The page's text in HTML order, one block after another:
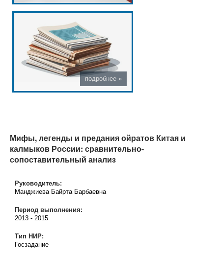
Мифы, легенды и предания ойратов Китая и
калмыков России: сравнительно-
сопоставительный анализ
Руководитель:
Манджиева Байрта Барбаевна
Период выполнения:
2013- 2015
Тип НИР:
Госзадание